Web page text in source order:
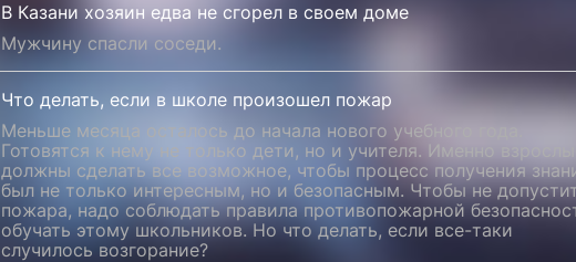
В Казани хозяин едва не сгорел в своем доме
Мужчину спасли соседи.
Что делать, если в школе произошел пожар
Меньше месяца осталось до начала нового учебного года.
Готовятся к нему не только дети, но и учителя. Именно
должны сделать все возможное, чтобы процесс получения
был не только интересным, но и безопасным. Чтобы не
пожара, надо соблюдать правила противопожарной
обучать этому школьников. Но что делать, если все-таки
случилось возгорание?